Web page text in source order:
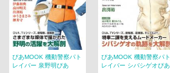
ぴあMOOK 機動警察パト
レイバー 泉野明ぴあ
ぴあMOOK 機動警察パト
レイバー シバシゲオぴあ